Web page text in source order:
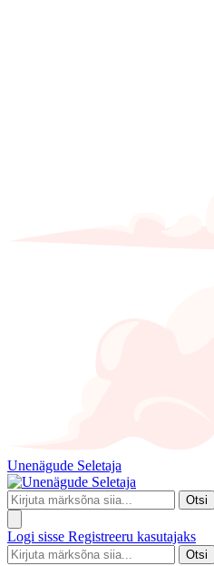
Unenägude Seletaja
Otsi
Logi sisse Registreeru kasutajaks
Otsi